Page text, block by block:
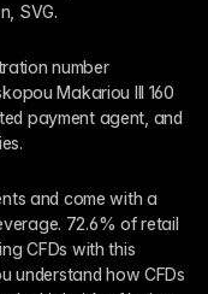
SVG.
number
Makariou III 160
payment agent, and
and come with a
72.6% of retail
CFDs with this
understand how CFDs